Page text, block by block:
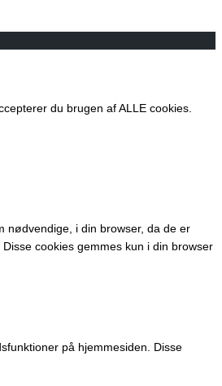
du brugen af ​​ALLE cookies.
nødvendige, i din browser, da de er
cookies gemmes kun i din browser
på hjemmesiden. Disse